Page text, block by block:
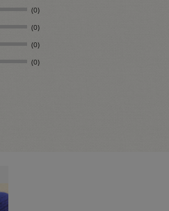
(0)
(0)
(0)
(0)